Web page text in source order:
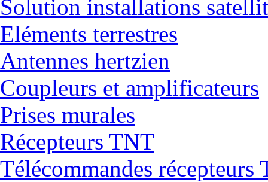
Solution installations
Eléments terrestres
Antennes hertzien
Coupleurs et amplificateurs
Prises murales
Récepteurs TNT
Télécommandes récepteurs